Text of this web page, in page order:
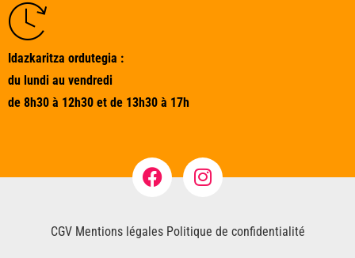
Idazkaritza ordutegia :
du lundi au vendredi
de 8h30 à 12h30 et de 13h30 à 17h
CGV Mentions légales Politique de confidentialité